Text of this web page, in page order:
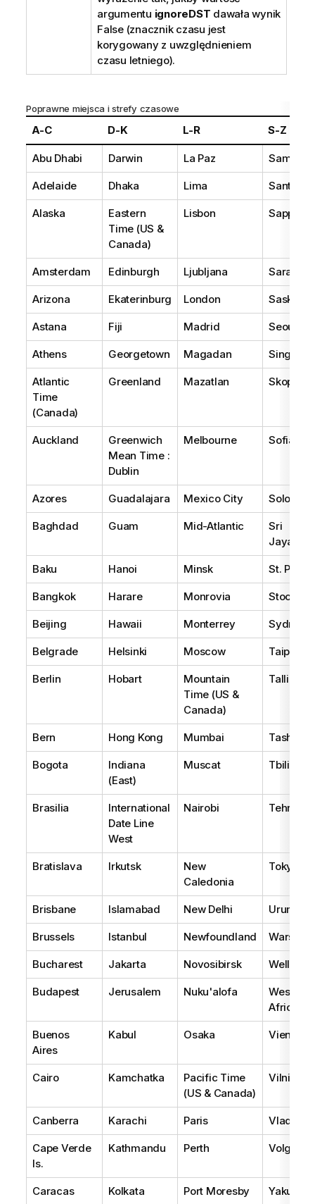
argumentu ignoreDST dawała wynik
False(znacznik czasu jest
korygowany z uwzględnieniem
czasu letniego).
Poprawne miejsca i strefy czasowe
A-C D-K L-R S-Z
Abu Dhabi Darwin La Paz Samoa
Adelaide Dhaka Lima Santiago
Alaska
Eastern
Time (US &
Canada)
Lisbon Sapporo
Amsterdam Edinburgh Ljubljana Sarajevo
Arizona Ekaterinburg London
Astana Fiji Madrid Seoul
Athens Georgetown Magadan
Atlantic
Time
(Canada)
Greenland Mazatlan Skopje
Auckland
Greenwich
Mean Time :
Dublin
Melbourne Sofia
Azores Guadalajara Mexico City Solomon
Baghdad Guam Mid-Atlantic
Sri
Baku Hanoi Minsk St.
Bangkok Harare Monrovia
Beijing Hawaii Monterrey Sydney
Belgrade Helsinki Moscow Taipei
Berlin Hobart
Mountain
Time (US &
Canada)
Tallinn
Bern Hong Kong Mumbai Tashkent
Bogota
Indiana
(East)
Muscat Tbilisi
Brasilia
International
Date Line
West
Nairobi Tehran
Bratislava Irkutsk
New
Caledonia
Tokyo
Brisbane Islamabad New Delhi Urumqi
Brussels Istanbul Newfoundland Warsaw
Bucharest Jakarta Novosibirsk
Budapest Jerusalem Nuku'alofa
West
Africa
Buenos
Aires
Kabul Osaka Vienna
Cairo Kamchatka
Pacific Time
(US & Canada)
Vilnius
Canberra Karachi Paris
Cape Verde
Is.
Kathmandu Perth
Caracas Kolkata Port Moresby Yakutsk